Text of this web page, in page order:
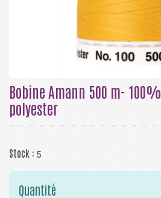
Bobine Amann 500 m- 100%
polyester
Stock : 5
Quantité